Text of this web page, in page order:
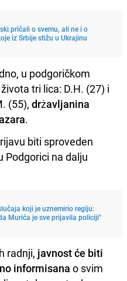
pričali o svemu, ali ne i o
iz Srbije stižu u Ukrajinu
u podgoričkom
tri lica: D.H. (27) i
(55), drżavljanina
.
biti sproveden
Podgorici na dalju
koji je uznemirio regiju:
Murića je sve prijavila policiji"
radnji, javnost će biti
informisana o svim